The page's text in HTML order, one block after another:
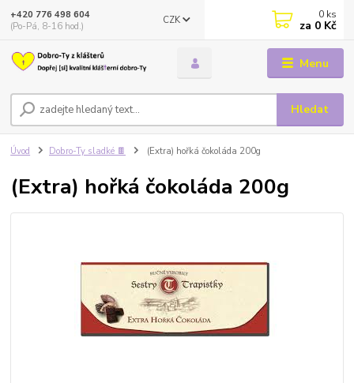
Menu
CZK
Hledat
+420 776 498 604
(Po-Pá, 8-16 hod.)
0 ks
za 0 Kč
Úvod Dobro-Ty sladké 🍫 (Extra) hořká čokoláda 200g
(Extra) hořká čokoláda 200g